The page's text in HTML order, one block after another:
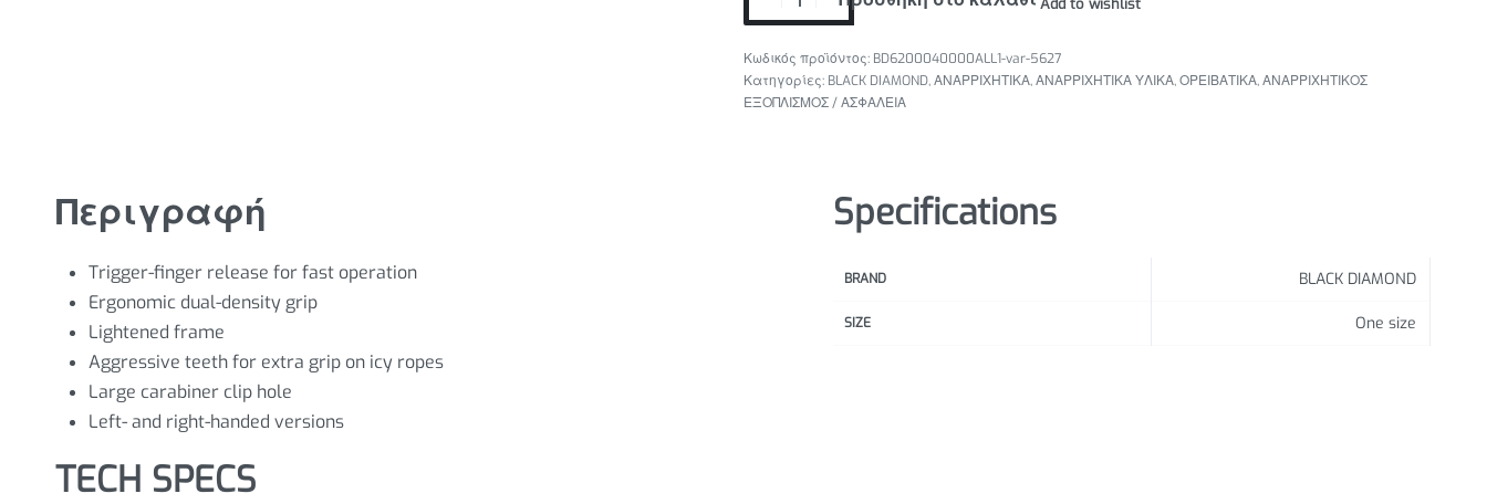
BD6200040000ALL1-var-5627
Κατηγορίες: BLACK DIAMOND,ΑΝΑΡΡΙΧΗΤΙΚΑ,ΑΝΑΡΡΙΧΗΤΙΚΑ ΥΛΙΚΑ,ΟΡΕΙΒΑΤΙΚΑ,ΑΝΑΡΡΙΧΗΤΙΚΟΣ
ΕΞΟΠΛΙΣΜΟΣ / ΑΣΦΑΛΕΙΑ
Περιγραφή
Trigger-finger release for fast operation
Ergonomic dual-density grip
Lightened frame
Aggressive teeth for extra grip on icy ropes
Large carabiner clip hole
Left- and right-handed versions
TECH SPECS
Specifications
BRAND BLACK DIAMOND
SIZE One size